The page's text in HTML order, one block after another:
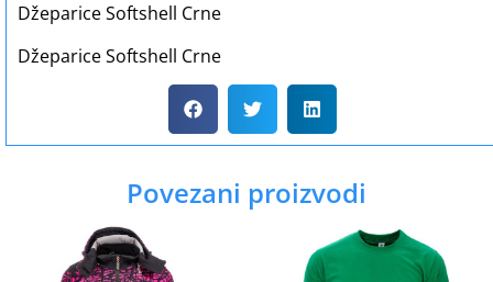
Džeparice Softshell Crne
Džeparice Softshell Crne
Povezani proizvodi